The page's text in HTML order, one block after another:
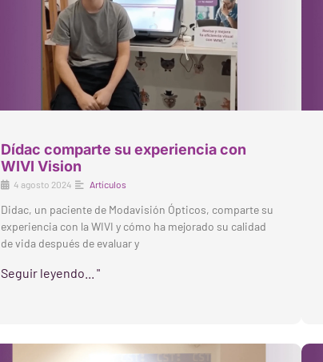
Dídac comparte su experiencia con
WIVI Vision
4 agosto 2024 Artículos
Didac, un paciente de Modavisión Ópticos, comparte su
experiencia con la WIVI y cómo ha mejorado su calidad
de vida después de evaluar y
Seguir leyendo... "